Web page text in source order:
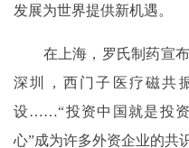
发展为世界提供新机遇。
在上海，罗氏制药宣布
深圳，西门子医疗磁共
设……“投资中国就是投
心”成为许多外资企业的共